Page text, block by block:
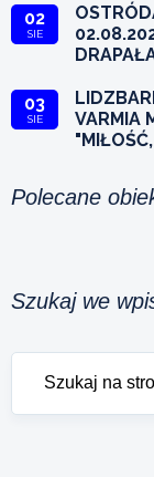
02
SIE
03
SIE
VARMIA
Polecane
Szukaj we